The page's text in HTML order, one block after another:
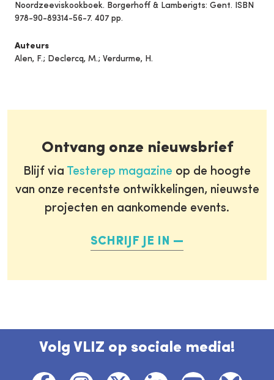
Noordzeeviskookboek. Borgerhoff & Lamberigts: Gent. ISBN
978-90-89314-56-7. 407 pp.
Auteurs
Alen, F.; Declercq, M.; Verdurme, H.
Ontvang onze nieuwsbrief
Blijf via Testerep magazine op de hoogte
van onze recentste ontwikkelingen, nieuwste
projecten en aankomende events.
SCHRIJF JE IN
Volg VLIZ op sociale media!